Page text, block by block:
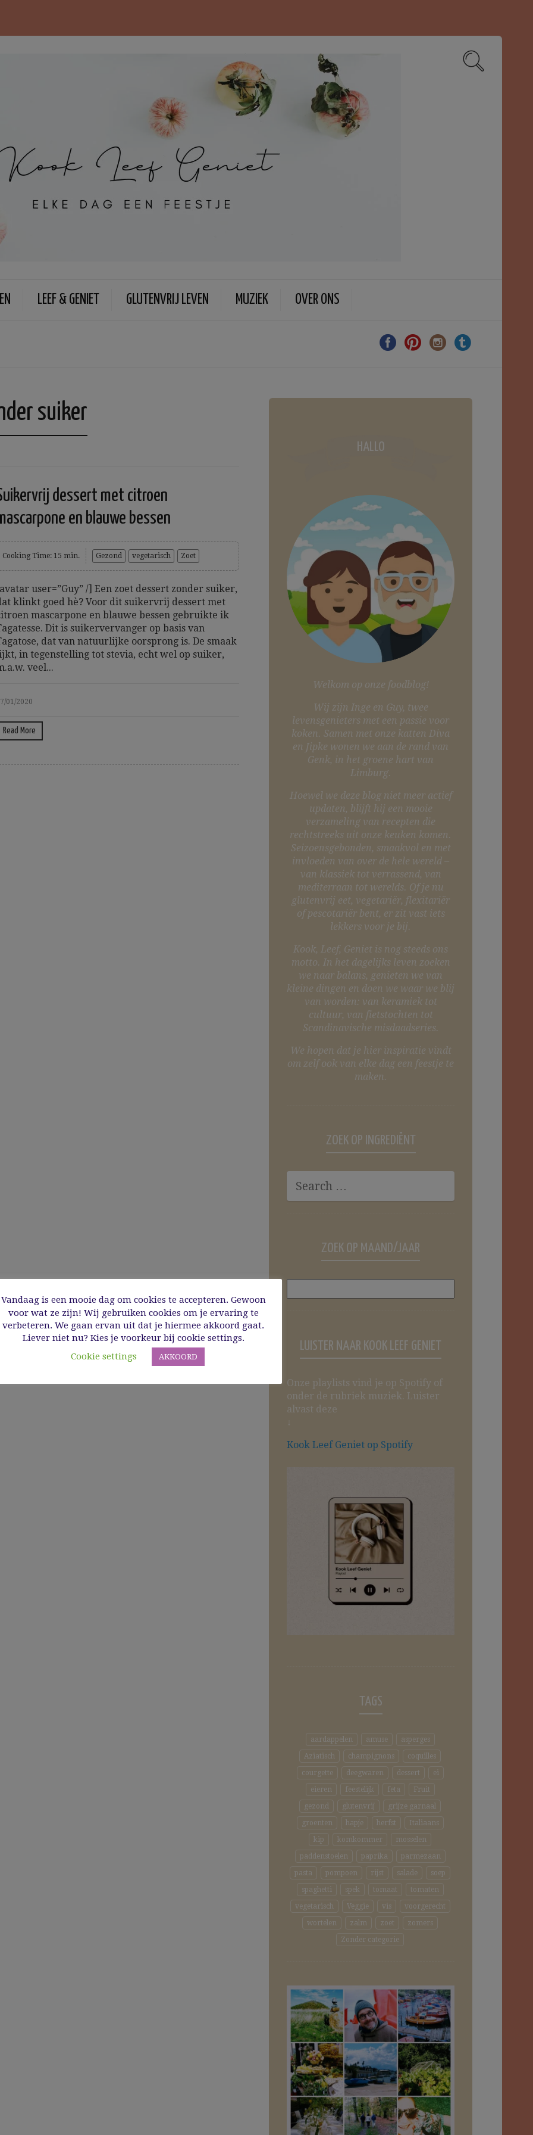
LEEF & GENIET GLUTENVRIJ LEVEN MUZIEK OVER ONS
suiker
dessert met citroen
en blauwe bessen
Cooking Time: 15 min. Gezond vegetarisch Zoet
user=”Guy” /] Een zoet dessert zonder suiker,
klinkt goed hè? Voor dit suikervrij dessert met
mascarpone en blauwe bessen gebruikte ik
Dit is suikervervanger op basis van
dat van natuurlijke oorsprong is. De smaak
in tegenstelling tot stevia, echt wel op suiker,
veel...
01/2020
Read More
HALLO
Welkom op onze foodblog!
Wij zijn Inge en Guy, twee
levensgenieters met een passie voor
koken. Samen met onze katten Diva
en Jipke wonen we aan de rand van
Genk, in het groene hart van
Limburg.
Hoewel we deze blog niet meer actief
updaten, blijft hij een mooie
verzameling van recepten die
rechtstreeks uit onze keuken komen.
Seizoensgebonden, smaakvol en met
invloeden van over de hele wereld –
van klassiek tot verrassend, van
mediterraan tot werelds. Of je nu
glutenvrij eet, vegetariër, flexitariër
of pescotariër bent, er zit vast iets
lekkers voor je bij.
Kook, Leef, Geniet is nog steeds ons
motto. In het dagelijks leven zoeken
we naar balans, genieten we van
kleine dingen en doen we waar we blij
van worden: van keramiek tot
cultuur, van fietstochten tot
Scandinavische misdaadseries.
We hopen dat je hier inspiratie vindt
om zelf ook van elke dag een feestje te
maken.
ZOEK OP INGREDIËNT
ZOEK OP MAAND/JAAR
LUISTER NAAR KOOK LEEF GENIET
Onze playlists vind je op Spotify of
onder de rubriek muziek. Luister
alvast deze
↓
Kook Leef Geniet op Spotify
TAGS
aardappelen amuse
asperges
Aziatisch
champignons
coquilles
courgette
deegwaren dessert
ei
eieren
feestelijk feta
Fruit
gezond
glutenvrij
grijze garnaal
groenten
hapje herfst
Italiaans
kip
komkommer
mosselen
paddenstoelen
paprika
parmezaan
pasta
pompoen rijst salade
soep
spaghetti
spek tomaat
tomaten
vegetarisch
Veggie vis
voorgerecht
wortelen
zalm zoet
zomers
Zonder categorie
Vandaag is een mooie dag om cookies te accepteren. Gewoon
voor wat ze zijn! Wij gebruiken cookies om je ervaring te
verbeteren. We gaan ervan uit dat je hiermee akkoord gaat.
Liever niet nu? Kies je voorkeur bij cookie settings.
Cookie settings
AKKOORD